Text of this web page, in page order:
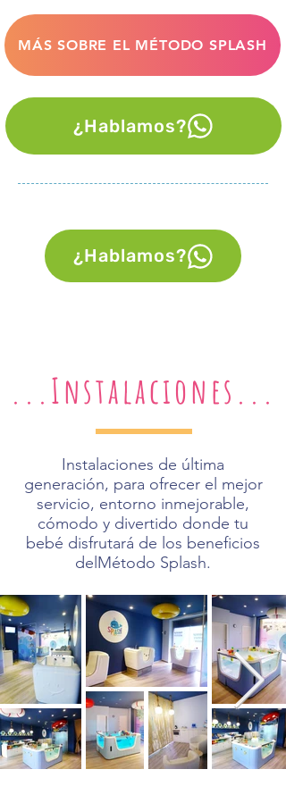
MÁS SOBRE EL MÉTODO SPLASH
¿Hablamos?
¿Hablamos?
...Instalaciones...
Instalaciones de última
generación, para ofrecer el mejor
servicio, entorno inmejorable,
cómodo y divertido donde tu
bebé disfrutará de los beneficios
delMétodo Splash.